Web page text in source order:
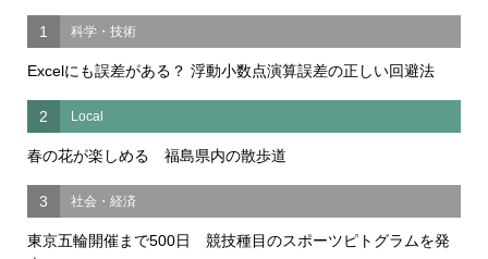
1 科学・技術
Excelにも誤差がある？ 浮動小数点演算誤差の正しい回避法
2 Local
春の花が楽しめる 福島県内の散歩道
3 社会・経済
東京五輪開催まで500日 競技種目のスポーツピトグラムを発